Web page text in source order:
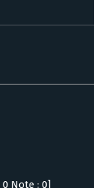
0 Note : 0]